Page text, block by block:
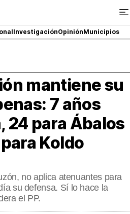
InvestigaciónOpiniónMunicipios
mantiene su
7 años
24 para Ábalos
Koldo
no aplica atenuantes para
su defensa. Sí lo hace la
el PP.